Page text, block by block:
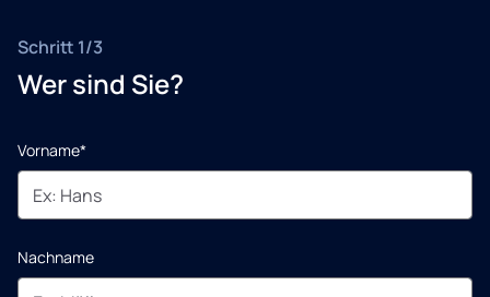
Schritt 1/3
Wer sind Sie?
Vorname*
Nachname